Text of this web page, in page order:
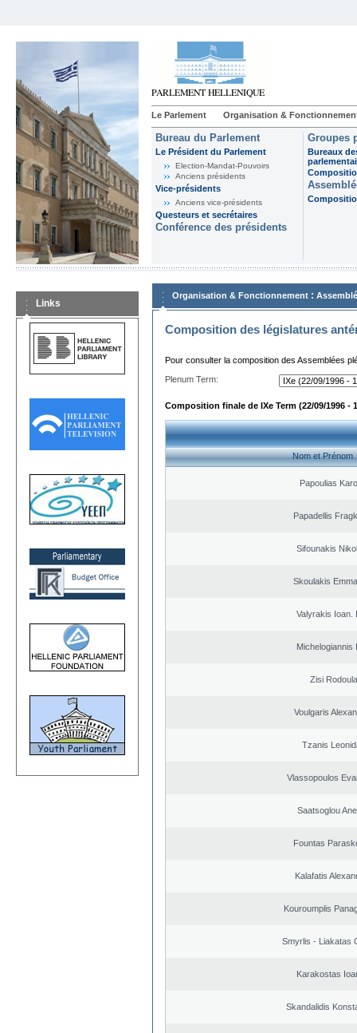
Le Parlement Organisation &
Bureau du Parlement
Le Président du Parlement
Election-Mandat-Pouvoirs
Anciens présidents
Vice-présidents
Anciens vice-présidents
Questeurs et secrétaires
Conférence des présidents
Groupes
Bureaux
Links
Organisation & Fonctionnement :
Composition des législatures
Pour consulter la composition des Assemblées
Plenum Term:
Composition finale de IXe Term (22/09/1996 -
Nom et Prénom
Papoulias
Papadellis
Sifounakis
Skoulakis
Valyrakis Ioan.
Michelogiannis
Zisi Rodoula
Voulgaris
Tzanis
Vlassopoulos
Saatsoglou
Fountas
Kalafatis
Kouroumplis
Smyrlis - Liakatas
Karakostas
Skandalidis